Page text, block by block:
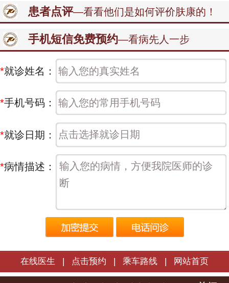
患者点评—看看他们是如何评价肤康的！
手机短信免费预约—看病先人一步
*就诊姓名：
*手机号码：
*就诊日期：
*病情描述：
在线医生 | 点击预约 | 乘车路线 | 网站首页